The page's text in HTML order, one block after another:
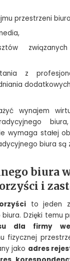
przestrzeni
z
wynajem
wymaga stałej
biura są
biura
i
to jeden z
Dzięki temu
dla firmy we
fizycznej
jako adres